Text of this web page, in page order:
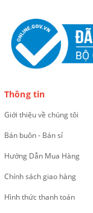
Thông tin
Giới thiệu về chúng tôi
Bán buôn - Bán sỉ
Hướng Dẫn Mua Hàng
Chính sách giao hàng
Hình thức thanh toán